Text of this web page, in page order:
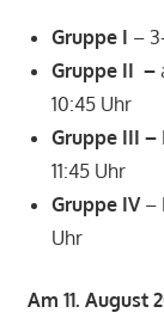
Gruppe I –
Gruppe II –
10:45 Uhr
Gruppe III –
11:45 Uhr
Gruppe IV–
Uhr
Am 11. August